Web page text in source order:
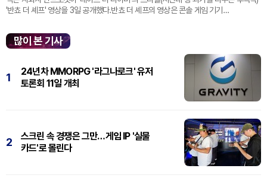
'반쵸 더 셰프' 영상을 3일 공개했다.반쵸 더 셰프의 영상은 콘솔 게임 기기
많이 본 기사
1
24년차 MMORPG '라그나로크' 유저
토론회 11일 개최
2
스크린 속 경쟁은 그만…게임 IP '실물
카드'로 몰린다